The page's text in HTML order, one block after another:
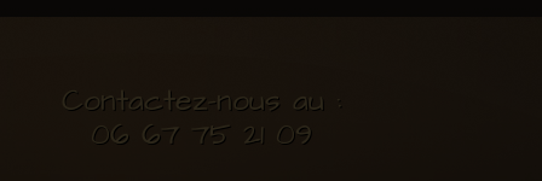
Contactez-nous au :
06 67 75 21 09